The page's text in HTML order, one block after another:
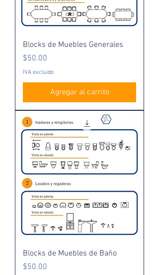
Blocks de Muebles Generales
Precio
$50.00
IVA excluido
Agregar al carrito
Blocks de Muebles de Baño
Precio
$50.00